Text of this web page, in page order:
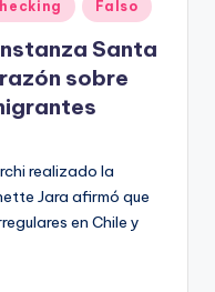
Falso
Santa
sobre
realizado la
Jara afirmó que
en Chile y